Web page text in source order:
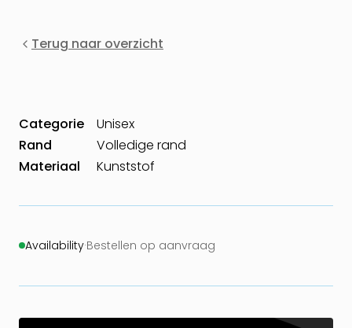
Terug naar overzicht
Categorie
Unisex
Rand
Volledige rand
Materiaal
Kunststof
Availability·Bestellen op aanvraag